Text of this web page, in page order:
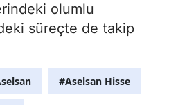
olumlu
süreçte de takip
#Aselsan Hisse